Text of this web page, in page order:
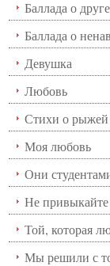
Баллада о друге
Баллада о
Девушка
Любовь
Стихи о рыжей
Моя любовь
Они
Не
Той, которая
Мы решили с